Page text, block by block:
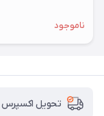
ناموجود
تحویل اکسپرس